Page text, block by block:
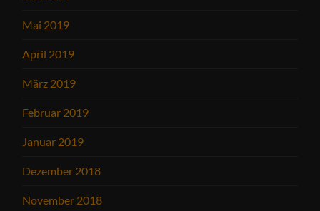
Mai 2019
April 2019
März 2019
Februar 2019
Januar 2019
Dezember 2018
November 2018